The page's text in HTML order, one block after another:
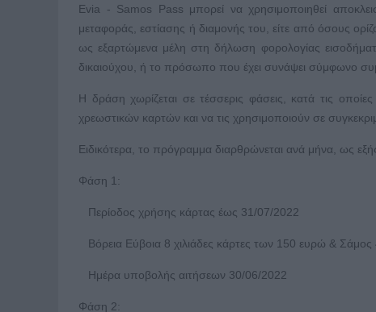
Evia - Samos Pass μπορεί να χρησιμοποιηθεί
μεταφοράς, εστίασης ή διαμονής του, είτε από όσους
ως εξαρτώμενα μέλη στη δήλωση φορολογίας
δικαιούχου, ή το πρόσωπο που έχει συνάψει σύμφωνο
Η δράση χωρίζεται σε τέσσερις φάσεις, κατά τις
χρεωστικών καρτών και να τις χρησιμοποιούν σε
Ειδικότερα, το πρόγραμμα διαρθρώνεται ανά μήνα, ως
Φάση 1:
Περίοδος χρήσης κάρτας έως 31/07/2022
Βόρεια Εύβοια 8 χιλιάδες κάρτες των 150 ευρώ & Σάμος
Ημέρα υποβολής αιτήσεων 30/06/2022
Φάση 2: